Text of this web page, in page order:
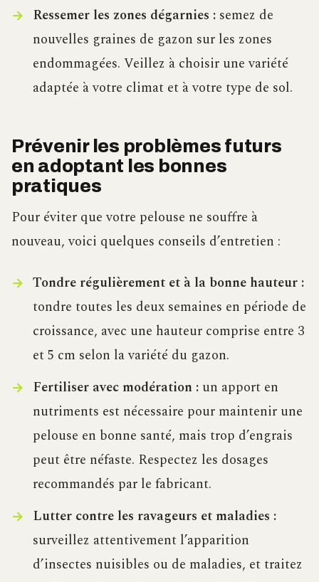
Ressemer les zones dégarnies :semez de
nouvelles graines de gazon sur les zones
endommagées. Veillez à choisir une variété
adaptée à votre climat et à votre type de sol.
Prévenir les problèmes futurs
en adoptant les bonnes
pratiques
Pour éviter que votre pelouse ne souffre à
nouveau, voici quelques conseils d’entretien :
Tondre régulièrement et à la bonne hauteur :
tondre toutes les deux semaines en période de
croissance, avec une hauteur comprise entre 3
et 5 cm selon la variété du gazon.
Fertiliser avec modération :un apport en
nutriments est nécessaire pour maintenir une
pelouse en bonne santé, mais trop d’engrais
peut être néfaste. Respectez les dosages
recommandés par le fabricant.
Lutter contre les ravageurs et maladies :
surveillez attentivement l’apparition
d’insectes nuisibles ou de maladies, et traitez